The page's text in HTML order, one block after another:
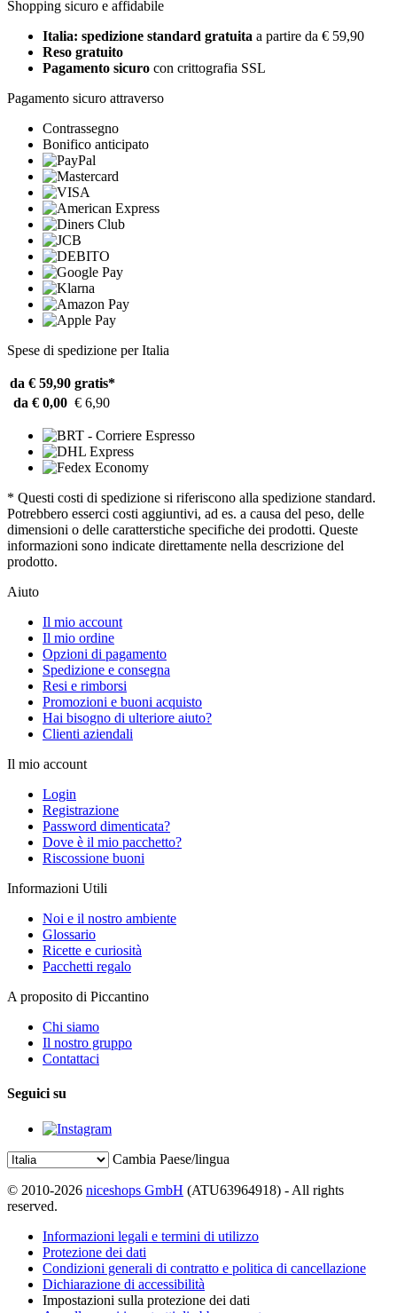
Shopping sicuro e affidabile
Italia: spedizione standard gratuita a partire da € 59,90
Reso gratuito
Pagamento sicuro con crittografia SSL
Pagamento sicuro attraverso
Contrassegno
Bonifico anticipato
Spese di spedizione per Italia
da € 59,90 gratis*
da € 0,00 € 6,90
* Questi costi di spedizione si riferiscono alla spedizione standard.
Potrebbero esserci costi aggiuntivi, ad es. a causa del peso, delle
dimensioni o delle caratterstiche specifiche dei prodotti. Queste
informazioni sono indicate direttamente nella descrizione del
prodotto.
Aiuto
Il mio account
Il mio ordine
Opzioni di pagamento
Spedizione e consegna
Resi e rimborsi
Promozioni e buoni acquisto
Hai bisogno di ulteriore aiuto?
Clienti aziendali
Il mio account
Login
Registrazione
Password dimenticata?
Dove è il mio pacchetto?
Riscossione buoni
Informazioni Utili
Noi e il nostro ambiente
Glossario
Ricette e curiosità
Pacchetti regalo
A proposito di Piccantino
Chi siamo
Il nostro gruppo
Contattaci
Seguici su
Cambia Paese/lingua
© 2010-2026 niceshops GmbH (ATU63964918) - All rights
reserved.
Informazioni legali e termini di utilizzo
Protezione dei dati
Condizioni generali di contratto e politica di cancellazione
Dichiarazione di accessibilità
Impostazioni sulla protezione dei dati